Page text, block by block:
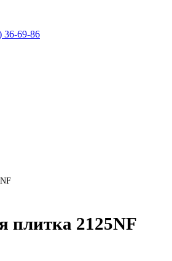
36-69-86
плитка 2125NF